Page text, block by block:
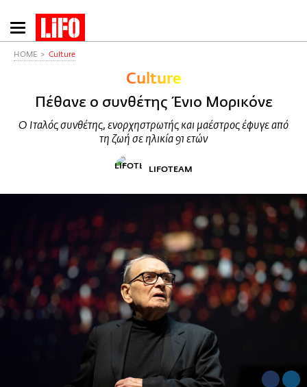
Παράκαμψη
προς
HOME Culture
Culture
Πέθανε ο συνθέτης Ένιο Μορικόνε
Ο Ιταλός συνθέτης, ενορχηστρωτής και μαέστρος έφυγε από
τη ζωή σε ηλικία 91 ετών
LIFOTEAM